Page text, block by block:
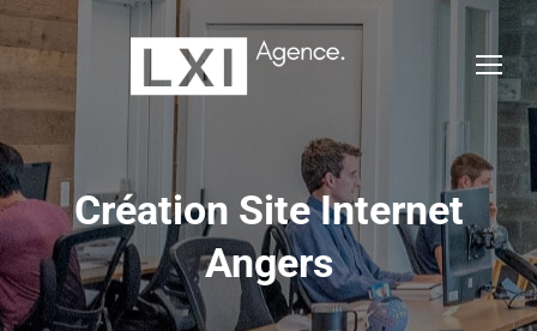
Création Site Internet
Angers